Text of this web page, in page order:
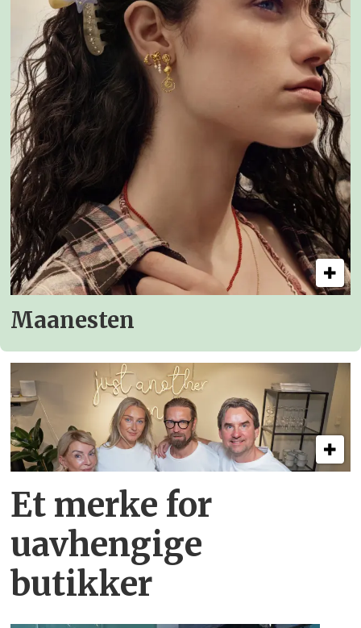
Maanesten
Et merke for
uavhengige
butikker